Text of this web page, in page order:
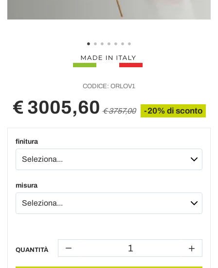
CODICE: ORLOV1
€ 3005,60 € 3757,00 -20% di sconto
finitura
misura
QUANTITÀ